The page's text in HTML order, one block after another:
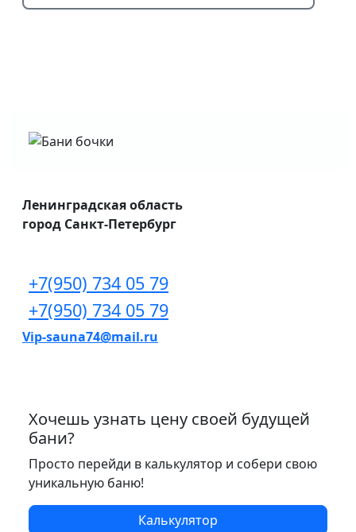
Ленинградская область
город Санкт-Петербург
+7(950) 734 05 79
+7(950) 734 05 79
Vip-sauna74@mail.ru
Хочешь узнать цену своей будущей
бани?
Просто перейди в калькулятор и собери свою
уникальную баню!
Калькулятор